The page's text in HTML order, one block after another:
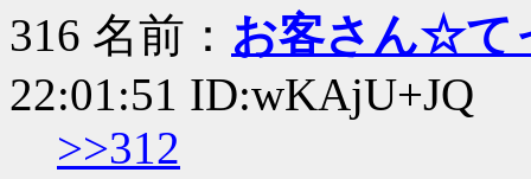
316 名前： お客さん☆て
22:01:51 ID:wKAjU+JQ
>>312